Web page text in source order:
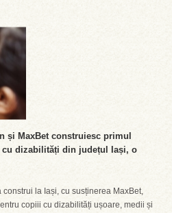
și MaxBet construiesc primul
dizabilități din județul Iași, o
la Iași, cu susținerea MaxBet,
copiii cu dizabilități ușoare, medii și